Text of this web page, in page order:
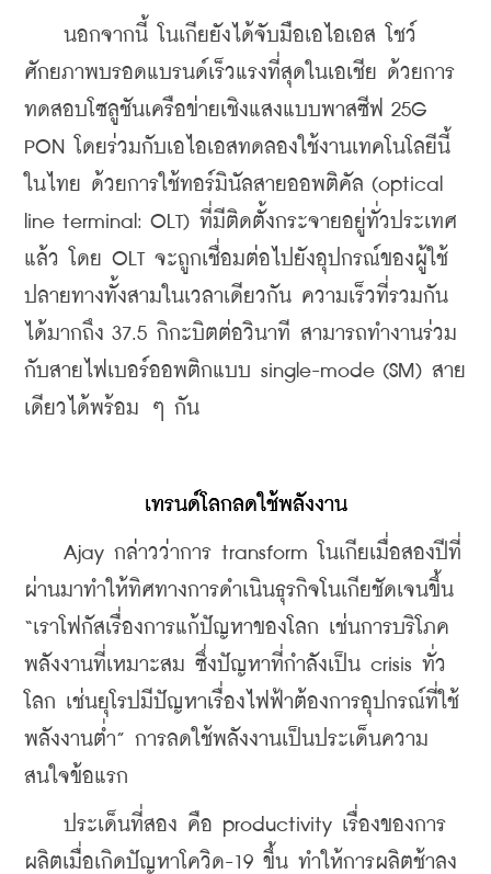
นอกจากนี้ โนเกียยังได้จับมือเอไอเอส โชว์
ศักยภาพบรอดแบรนด์เร็วแรงที่สุดในเอเชีย ด้วยการ
ทดสอบโซลูชันเครือข่ายเชิงแสงแบบพาสซีฟ 25G
PON โดยร่วมกับเอไอเอสทดลองใช้งานเทคโนโลยีนี้
ในไทย ด้วยการใช้ทอร์มินัลสายออพติคัล (optical
line terminal: OLT) ที่มีติดตั้งกระจายอยู่ทั่วประเทศ
แล้ว โดย OLT จะถูกเชื่อมต่อไปยังอุปกรณ์ของผู้ใช้
ปลายทางทั้งสามในเวลาเดียวกัน ความเร็วที่รวมกัน
ได้มากถึง 37.5 กิกะบิตต่อวินาที สามารถทำงานร่วม
กับสายไฟเบอร์ออพติกแบบ single-mode (SM) สาย
เดียวได้พร้อม ๆ กัน
เทรนด์โลกลดใช้พลังงาน
Ajay กล่าวว่าการ transform โนเกียเมื่อสองปีที่
ผ่านมาทำให้ทิศทางการดำเนินธุรกิจโนเกียชัดเจนขึ้น
“เราโฟกัสเรื่องการแก้ปัญหาของโลก เช่นการบริโภค
พลังงานที่เหมาะสม ซึ่งปัญหาที่กำลังเป็น crisis ทั่ว
โลก เช่นยุโรปมีปัญหาเรื่องไฟฟ้าต้องการอุปกรณ์ที่ใช้
พลังงานต่ำ” การลดใช้พลังงานเป็นประเด็นความ
สนใจข้อแรก
ประเด็นที่สอง คือ productivity เรื่องของการ
ผลิตเมื่อเกิดปัญหาโควิด-19 ขึ้น ทำให้การผลิตช้าลง